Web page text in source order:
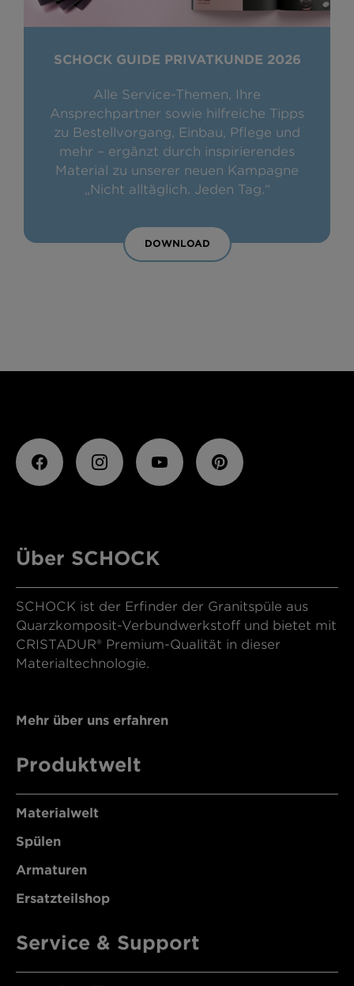
SCHOCK GUIDE PRIVATKUNDE 2026
Alle Service-Themen, Ihre
Ansprechpartner sowie hilfreiche Tipps
zu Bestellvorgang, Einbau, Pflege und
mehr – ergänzt durch inspirierendes
Material zu unserer neuen Kampagne
„Nicht alltäglich. Jeden Tag.“
DOWNLOAD
Über SCHOCK
SCHOCK ist der Erfinder der Granitspüle aus
Quarzkomposit-Verbundwerkstoff und bietet mit
CRISTADUR® Premium-Qualität in dieser
Materialtechnologie.
Mehr über uns erfahren
Produktwelt
Materialwelt
Spülen
Armaturen
Ersatzteilshop
Service & Support